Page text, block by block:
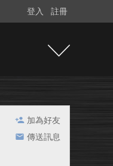
登入 註冊
加為好友
傳送訊息